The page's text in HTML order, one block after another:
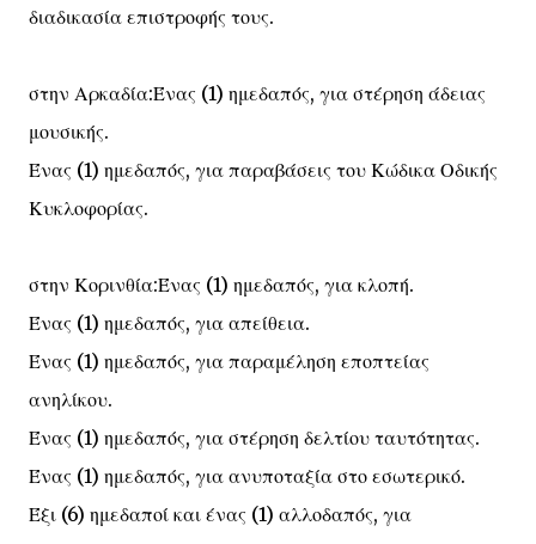
διαδικασία επιστροφής τους.
στην Αρκαδία:Ένας (1) ημεδαπός, για στέρηση άδειας
μουσικής.
Ένας (1) ημεδαπός, για παραβάσεις του Κώδικα Οδικής
Κυκλοφορίας.
στην Κορινθία:Ένας (1) ημεδαπός, για κλοπή.
Ένας (1) ημεδαπός, για απείθεια.
Ένας (1) ημεδαπός, για παραμέληση εποπτείας
ανηλίκου.
Ένας (1) ημεδαπός, για στέρηση δελτίου ταυτότητας.
Ένας (1) ημεδαπός, για ανυποταξία στο εσωτερικό.
Έξι (6) ημεδαποί και ένας (1) αλλοδαπός, για